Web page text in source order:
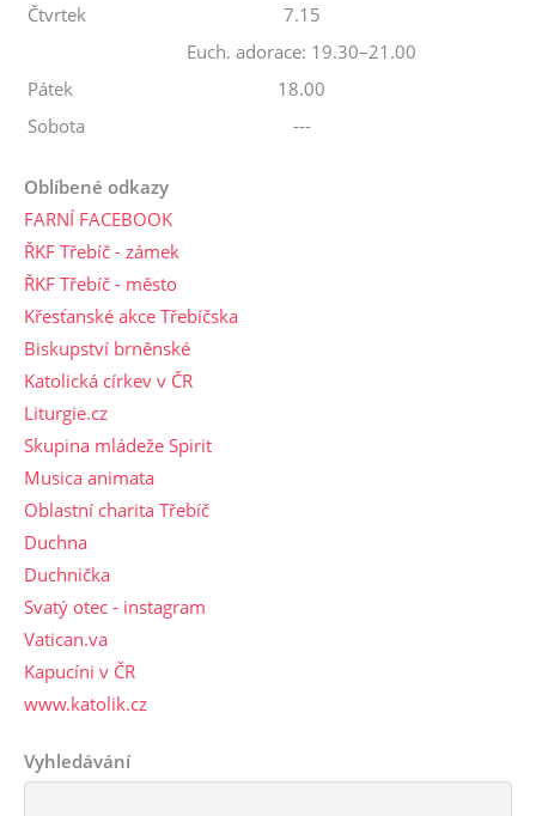
Čtvrtek
7.15
Euch. adorace: 19.30–21.00
Pátek
18.00
Sobota
---
Oblíbené odkazy
FARNÍ FACEBOOK
ŘKF Třebíč - zámek
ŘKF Třebíč - město
Křesťanské akce Třebíčska
Biskupství brněnské
Katolická církev v ČR
Liturgie.cz
Skupina mládeže Spirit
Musica animata
Oblastní charita Třebíč
Duchna
Duchnička
Svatý otec - instagram
Vatican.va
Kapucíni v ČR
www.katolik.cz
Vyhledávání